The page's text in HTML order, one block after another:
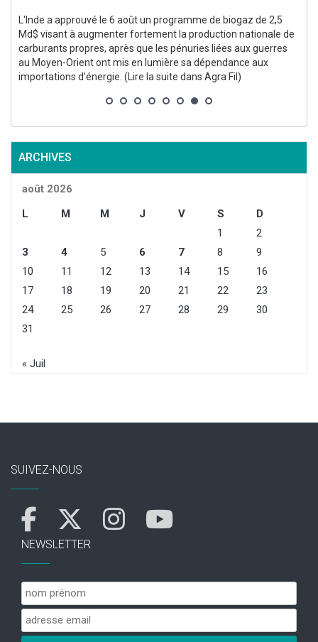
L'Inde a approuvé le 6 août un programme de biogaz de 2,5
Md$ visant à augmenter fortement la production nationale de
carburants propres, après que les pénuries liées aux guerres
au Moyen-Orient ont mis en lumière sa dépendance aux
importations d'énergie. (Lire la suite dans Agra Fil)
ARCHIVES
août 2026
L
M M J V S
D
1
2
3
4 5 6 7 8
9
10
11 12 13 14 15
16
17
18 19 20 21 22
23
24
25 26 27 28 29
30
31
« Juil
SUIVEZ-NOUS
NEWSLETTER